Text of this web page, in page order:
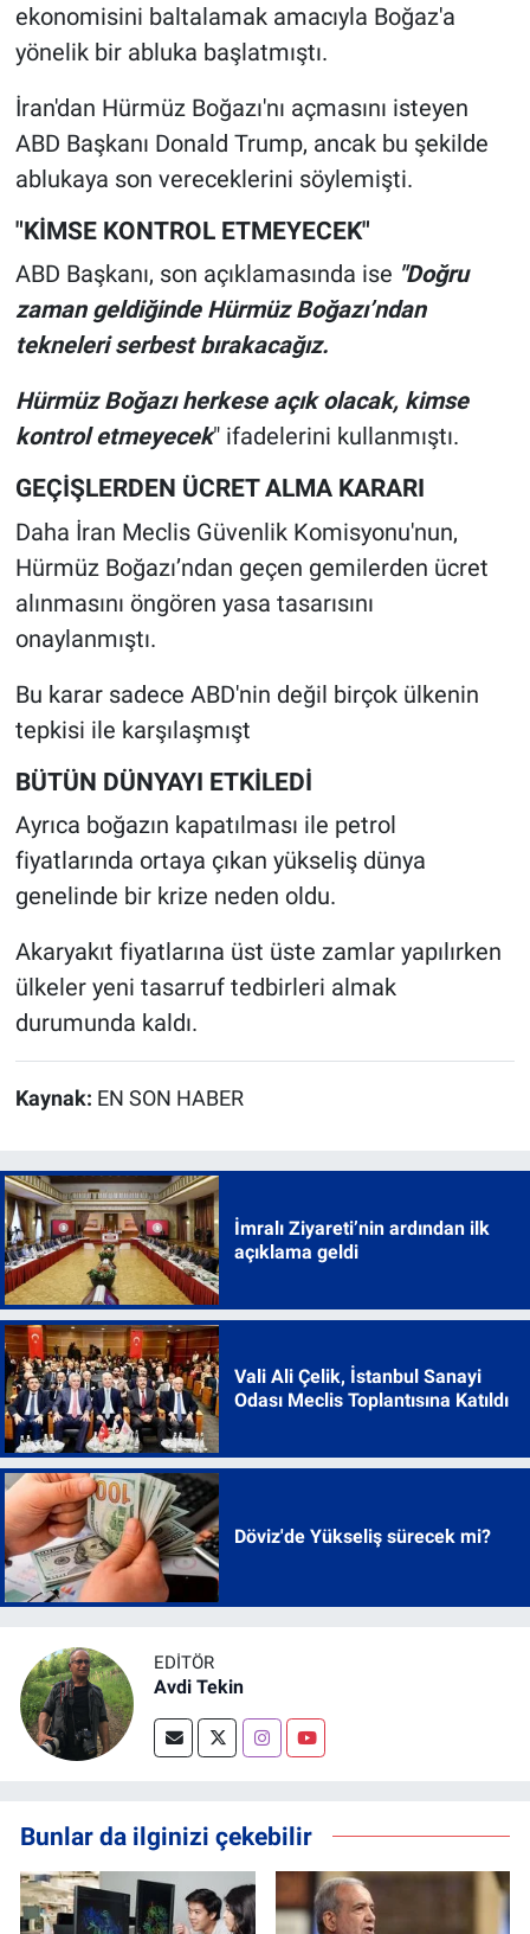
ekonomisini baltalamak amacıyla Boğaz'a
yönelik bir abluka başlatmıştı.
İran'dan Hürmüz Boğazı'nı açmasını isteyen
ABD Başkanı Donald Trump, ancak bu şekilde
ablukaya son vereceklerini söylemişti.
"KİMSE KONTROL ETMEYECEK"
ABD Başkanı, son açıklamasında ise "Doğru
zaman geldiğinde Hürmüz Boğazı’ndan
tekneleri serbest bırakacağız.
Hürmüz Boğazı herkese açık olacak, kimse
kontrol etmeyecek" ifadelerini kullanmıştı.
GEÇİŞLERDEN ÜCRET ALMA KARARI
Daha İran Meclis Güvenlik Komisyonu'nun,
Hürmüz Boğazı’ndan geçen gemilerden ücret
alınmasını öngören yasa tasarısını
onaylanmıştı.
Bu karar sadece ABD'nin değil birçok ülkenin
tepkisi ile karşılaşmışt
BÜTÜN DÜNYAYI ETKİLEDİ
Ayrıca boğazın kapatılması ile petrol
fiyatlarında ortaya çıkan yükseliş dünya
genelinde bir krize neden oldu.
Akaryakıt fiyatlarına üst üste zamlar yapılırken
ülkeler yeni tasarruf tedbirleri almak
durumunda kaldı.
Kaynak: EN SON HABER
İmralı Ziyareti’nin ardından ilk
açıklama geldi
Vali Ali Çelik, İstanbul Sanayi
Odası Meclis Toplantısına Katıldı
Döviz'de Yükseliş sürecek mi?
EDITÖR
Avdi Tekin
Bunlar da ilginizi çekebilir